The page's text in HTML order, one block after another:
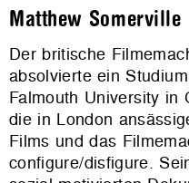
Matthew Somerville
Der britische
absolvierte ein
Falmouth University in
die in London
Films und das
configure/disfigure.